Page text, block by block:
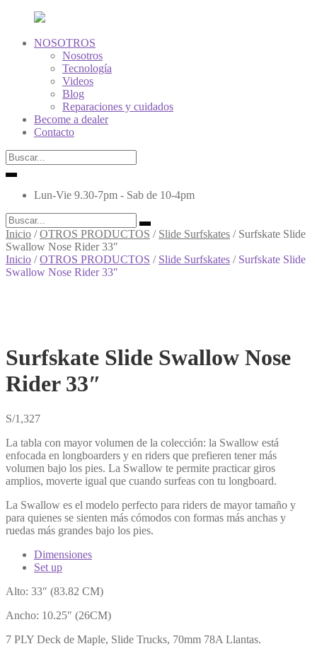
NOSOTROS
Nosotros
Tecnología
Videos
Blog
Reparaciones y cuidados
Become a dealer
Contacto
Lun-Vie 9.30-7pm - Sab de 10-4pm
Inicio /OTROS PRODUCTOS / Slide Surfskates / Surfskate Slide
Swallow Nose Rider 33″
Inicio / OTROS PRODUCTOS / Slide Surfskates / Surfskate Slide
Swallow Nose Rider 33″
Surfskate Slide Swallow Nose
Rider 33″
S/1,327
La tabla con mayor volumen de la colección: la Swallow está
enfocada en longboarders y en riders que prefieren tener más
volumen bajo los pies. La Swallow te permite practicar giros
amplios, moverte igual que cuando surfeas con tu longboard.
La Swallow es el modelo perfecto para riders de mayor tamaño y
para quienes se sienten más cómodos con formas más anchas y
ruedas más grandes bajo los pies.
Dimensiones
Set up
Alto: 33″ (83.82 CM)
Ancho: 10.25″ (26CM)
7 PLY Deck de Maple, Slide Trucks, 70mm 78A Llantas.